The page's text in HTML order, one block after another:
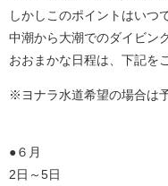
しかしこのポイントはいつ
中潮から大潮でのダイビン
おおまかな日程は、下記を
※ヨナラ水道希望の場合は
●６月
2日～5日